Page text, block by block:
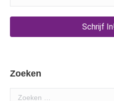
Zoeken
Search: